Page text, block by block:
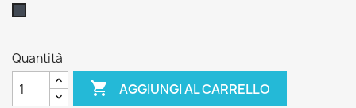
Quantità
 AGGIUNGI AL CARRELLO